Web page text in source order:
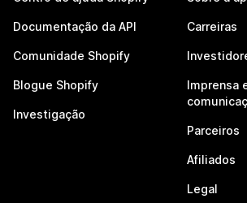
Documentação da API
Comunidade Shopify
Blogue Shopify
Investigação
Carreiras
Imprensa
Parceiros
Afiliados
Legal